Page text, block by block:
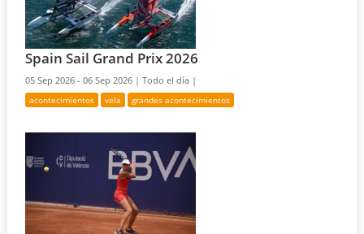
Spain Sail Grand Prix 2026
05 Sep 2026 - 06 Sep 2026 |Todo el día |
acontecimientos vela grandes acontecimientos